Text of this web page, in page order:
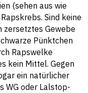
(sehen aus wie
Sind keine
zersetztes Gewebe
Pünktchen
Rapswelke
kein Mittel. Gegen
ein natürlicher
WG oder Lalstop-